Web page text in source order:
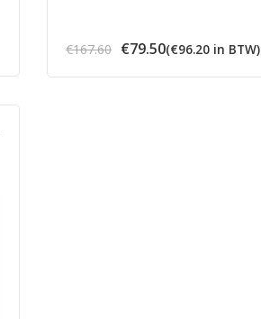
€167.60 Oorspronkelijke
was:
€79.50Huidige
is:
(€96.20in BTW)